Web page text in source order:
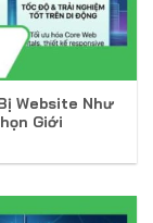
Website Như
Giới